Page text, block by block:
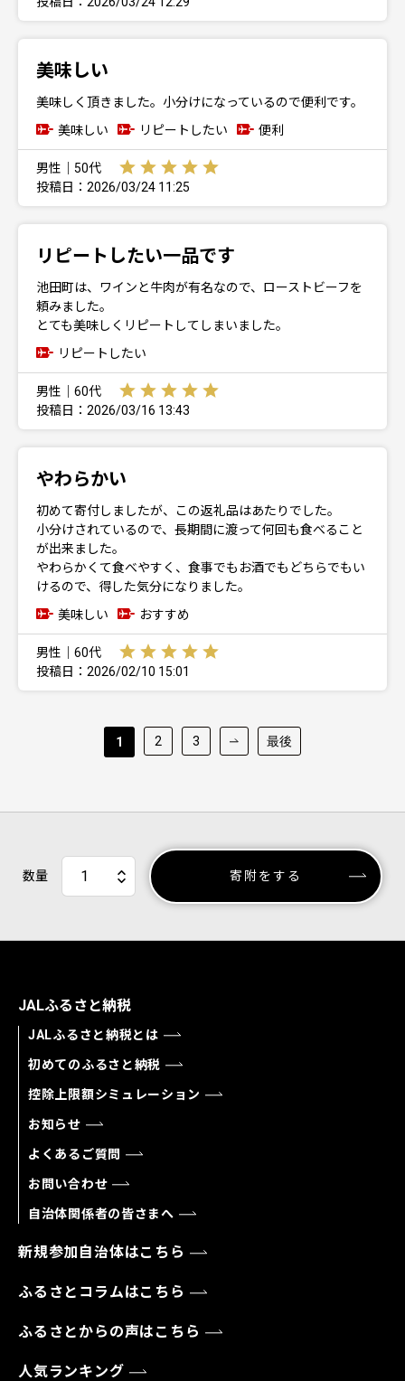
美味しい
美味しく頂きました。小分けになっているので便利です。
美味しい
リピートしたい 便利
男性｜50代
投稿日：2026/03/24 11:25
リピートしたい一品です
池田町は、ワインと牛肉が有名なので、ローストビーフを
頼みました。
とても美味しくリピートしてしまいました。
リピートしたい
男性｜60代
投稿日：2026/03/16 13:43
やわらかい
初めて寄付しましたが、この返礼品はあたりでした。
小分けされているので、長期間に渡って何回も食べること
が出来ました。
やわらかくて食べやすく、食事でもお酒でもどちらでもい
けるので、得した気分になりました。
美味しい
おすすめ
男性｜60代
投稿日：2026/02/10 15:01
1 2 3 最後
数量 寄附をする
JALふるさと納税
JALふるさと納税とは
初めてのふるさと納税
控除上限額シミュレーション
お知らせ
よくあるご質問
お問い合わせ
自治体関係者の皆さまへ
新規参加自治体はこちら
ふるさとコラムはこちら
ふるさとからの声はこちら
人気ランキング